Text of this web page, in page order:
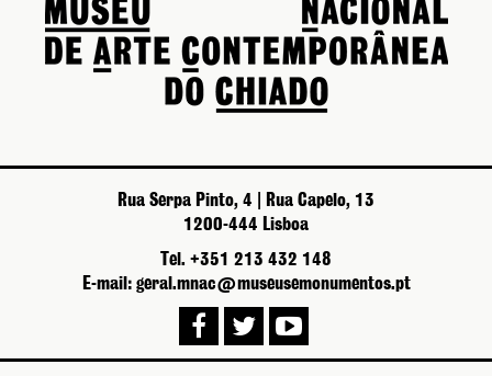
Rua Serpa Pinto, 4 | Rua Capelo, 13
1200-444 Lisboa
Tel. +351 213 432 148
E-mail: geral.mnac@museusemonumentos.pt